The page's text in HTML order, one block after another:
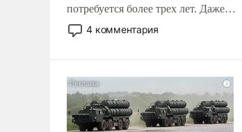
потребуется более трех лет. Даже
небольшая война с Ираном
опустошила американские
уязвимости США, например, перед
Китаем.
4 комментария